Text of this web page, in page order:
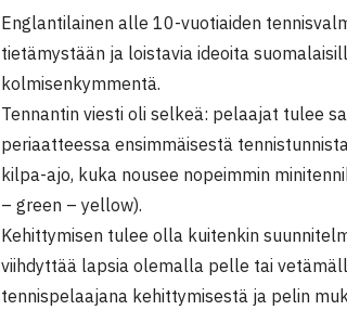
Englantilainen alle 10-vuotiaiden
tietämystään ja loistavia ideoita
kolmisenkymmentä.
Tennantin viesti oli selkeä: pelaajat tulee
periaatteessa ensimmäisestä
kilpa-ajo, kuka nousee nopeimmin
– green – yellow).
Kehittymisen tulee olla kuitenkin
viihdyttää lapsia olemalla pelle tai
tennispelaajana kehittymisestä ja pelin